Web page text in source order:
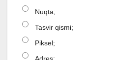
Nuqta;
Tasvir qismi;
Piksel;